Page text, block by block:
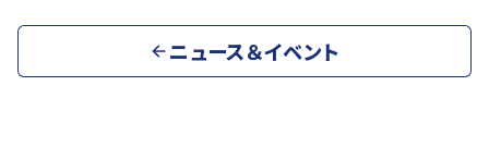
ニュース＆イベント